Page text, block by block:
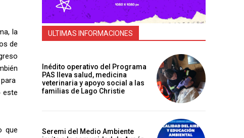
la
de
este
que
ULTIMAS INFORMACIONES
Inédito operativo del Programa
PAS lleva salud, medicina
veterinaria y apoyo social a las
familias de Lago Christie
Seremi del Medio Ambiente